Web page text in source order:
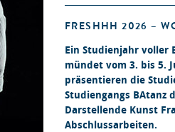
FRESHHH 2026 –
Ein Studienjahr voller
mündet vom 3. bis 5.
präsentieren die
Studiengangs BAtanz
Darstellende Kunst
Abschlussarbeiten.